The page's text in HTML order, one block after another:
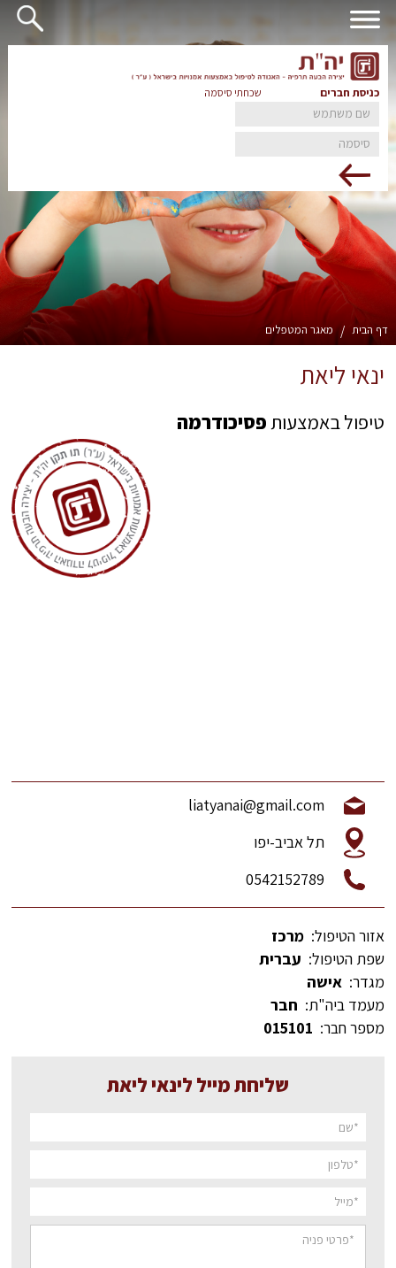
כניסת חברים שכחתי סיסמה
דף הבית / מאגר המטפלים
ינאי ליאת
טיפול באמצעותפסיכודרמה
liatyanai@gmail.com
תל אביב-יפו
0542152789
אזור הטיפול: מרכז
שפת הטיפול: עברית
מגדר: אישה
מעמד ביה"ת: חבר
מספר חבר: 015101
שליחת מייל לינאי ליאת